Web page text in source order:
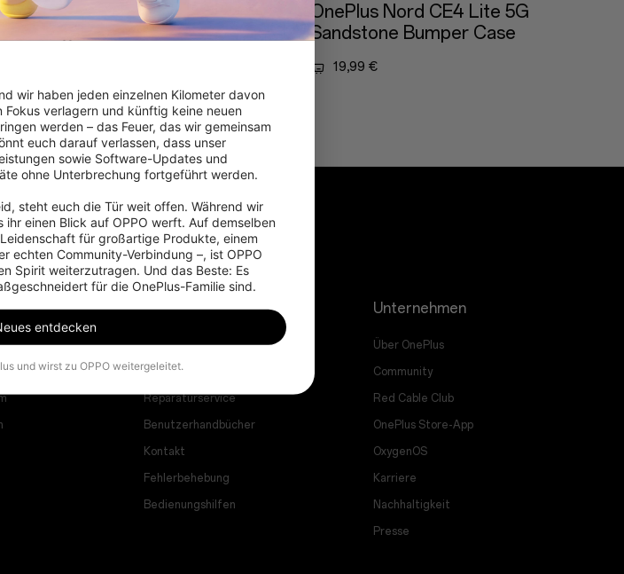
OnePlus 15 Hole-Pattern
Magnetic Case
OnePlus Nord CE4 Lite 5G
Sandstone Bumper Case
19,99 €
Geräte
Support
FAQs zum Thema Kauf
Software-Upgrade
Reparaturservice
Benutzerhandbücher
Kontakt
Fehlerbehebung
Bedienungshilfen
Unternehmen
Über OnePlus
Community
Red Cable Club
OnePlus Store-App
OxygenOS
Karriere
Nachhaltigkeit
Presse
wir haben jeden einzelnen Kilometer davon
verlagern und künftig keine neuen
werden – das Feuer, das wir gemeinsam
euch darauf verlassen, dass unser
sowie Software-Updates und
ohne Unterbrechung fortgeführt werden.
steht euch die Tür weit offen. Während wir
einen Blick auf OPPO werft. Auf demselben
für großartige Produkte, einem
echten Community-Verbindung –, ist OPPO
Spirit weiterzutragen. Und das Beste: Es
für die OnePlus-Familie sind.
entdecken
und wirst zu OPPO weitergeleitet.